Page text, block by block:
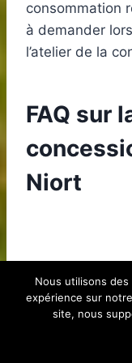
consommation
à demander
l’atelier de la
FAQ sur
Niort
Comment
camping-
Nous utilisons
expérience sur
site, nous